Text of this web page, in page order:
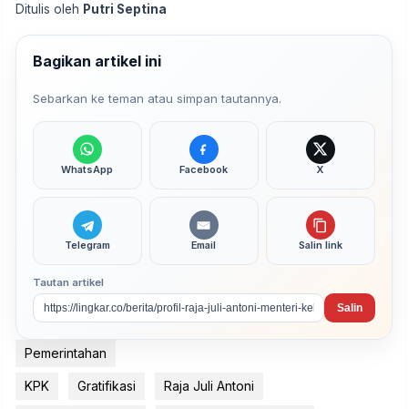
Ditulis oleh Putri Septina
Bagikan artikel ini
Sebarkan ke teman atau simpan tautannya.
WhatsApp Facebook X
Telegram Email Salin link
Tautan artikel
Salin
Pemerintahan
KPK Gratifikasi Raja Juli Antoni